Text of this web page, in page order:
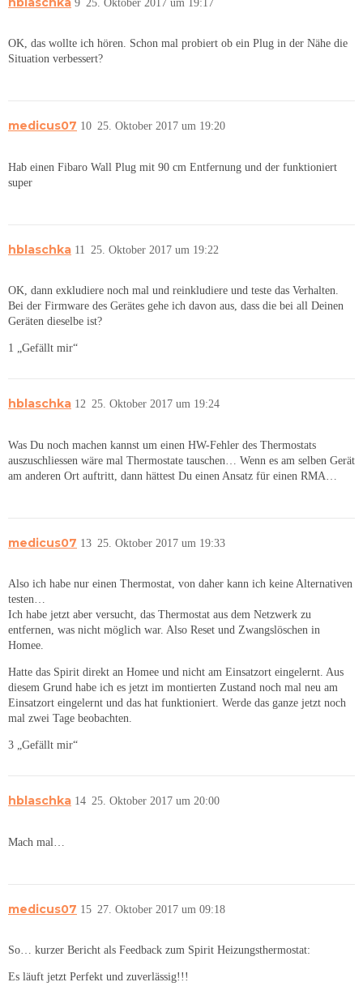
25. Oktober 2017 um 19:17
9
OK, das wollte ich hören. Schon mal probiert ob ein Plug in der Nähe die
Situation verbessert?
medicus07 25. Oktober 2017 um 19:20
10
Hab einen Fibaro Wall Plug mit 90 cm Entfernung und der funktioniert
super
hblaschka 25. Oktober 2017 um 19:22
11
OK, dann exkludiere noch mal und reinkludiere und teste das Verhalten.
Bei der Firmware des Gerätes gehe ich davon aus, dass die bei all Deinen
Geräten dieselbe ist?
1 „Gefällt mir“
hblaschka 25. Oktober 2017 um 19:24
12
Was Du noch machen kannst um einen HW-Fehler des Thermostats
auszuschliessen wäre mal Thermostate tauschen… Wenn es am selben Gerät
am anderen Ort auftritt, dann hättest Du einen Ansatz für einen RMA…
medicus07 25. Oktober 2017 um 19:33
13
Also ich habe nur einen Thermostat, von daher kann ich keine Alternativen
testen…
Ich habe jetzt aber versucht, das Thermostat aus dem Netzwerk zu
entfernen, was nicht möglich war. Also Reset und Zwangslöschen in
Homee.
Hatte das Spirit direkt an Homee und nicht am Einsatzort eingelernt. Aus
diesem Grund habe ich es jetzt im montierten Zustand noch mal neu am
Einsatzort eingelernt und das hat funktioniert. Werde das ganze jetzt noch
mal zwei Tage beobachten.
3 „Gefällt mir“
hblaschka 25. Oktober 2017 um 20:00
14
Mach mal…
medicus07 27. Oktober 2017 um 09:18
15
So… kurzer Bericht als Feedback zum Spirit Heizungsthermostat:
Es läuft jetzt Perfekt und zuverlässig!!!